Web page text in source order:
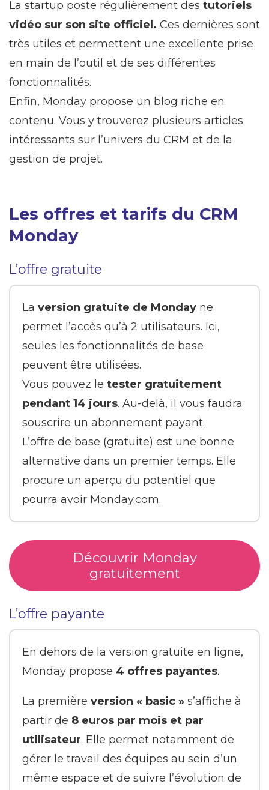
La startup poste régulièrement des tutoriels
vidéo sur son site officiel. Ces dernières sont
très utiles et permettent une excellente prise
en main de l’outil et de ses différentes
fonctionnalités.
Enfin, Monday propose un blog riche en
contenu. Vous y trouverez plusieurs articles
intéressants sur l’univers du CRM et de la
gestion de projet.
Les offres et tarifs du CRM
Monday
L’offre gratuite
La version gratuite de Monday ne
permet l’accès qu’à 2 utilisateurs. Ici,
seules les fonctionnalités de base
peuvent être utilisées.
Vous pouvez le tester gratuitement
pendant 14 jours. Au-delà, il vous faudra
souscrire un abonnement payant.
L’offre de base (gratuite) est une bonne
alternative dans un premier temps. Elle
procure un aperçu du potentiel que
pourra avoir Monday.com.
Découvrir Monday
gratuitement
L’offre payante
En dehors de la version gratuite en ligne,
Monday propose 4 offres payantes.
La première version « basic » s’affiche à
partir de 8 euros par mois et par
utilisateur. Elle permet notamment de
gérer le travail des équipes au sein d’un
même espace et de suivre l’évolution de